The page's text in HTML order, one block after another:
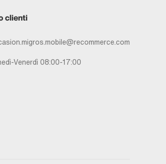
clienti
Venerdì 08:00-17:00